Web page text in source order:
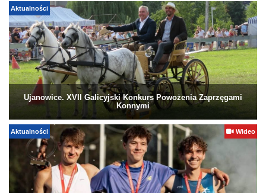
Aktualności
Ujanowice. XVII Galicyjski Konkurs Powożenia Zaprzęgami
Konnymi
Aktualności Wideo